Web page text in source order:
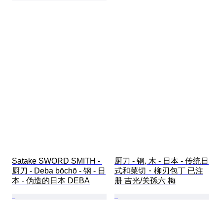
Satake SWORD SMITH -
厨刀 - Deba bōchō - 钢 - 日
本 - 伪造的日本 DEBA
厨刀 - 钢, 木 - 日本 - 传统日
式和菜切・柳刃包丁 已注
册 吉光/关孫六 梅